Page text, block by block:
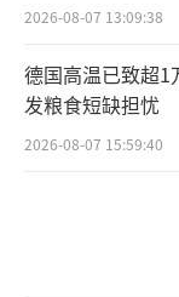
就是这
极限施压。
最终，我
2026-08-07 13:09:38
德国高温已致超1
发粮食短缺担忧
2026-08-07 15:59:40